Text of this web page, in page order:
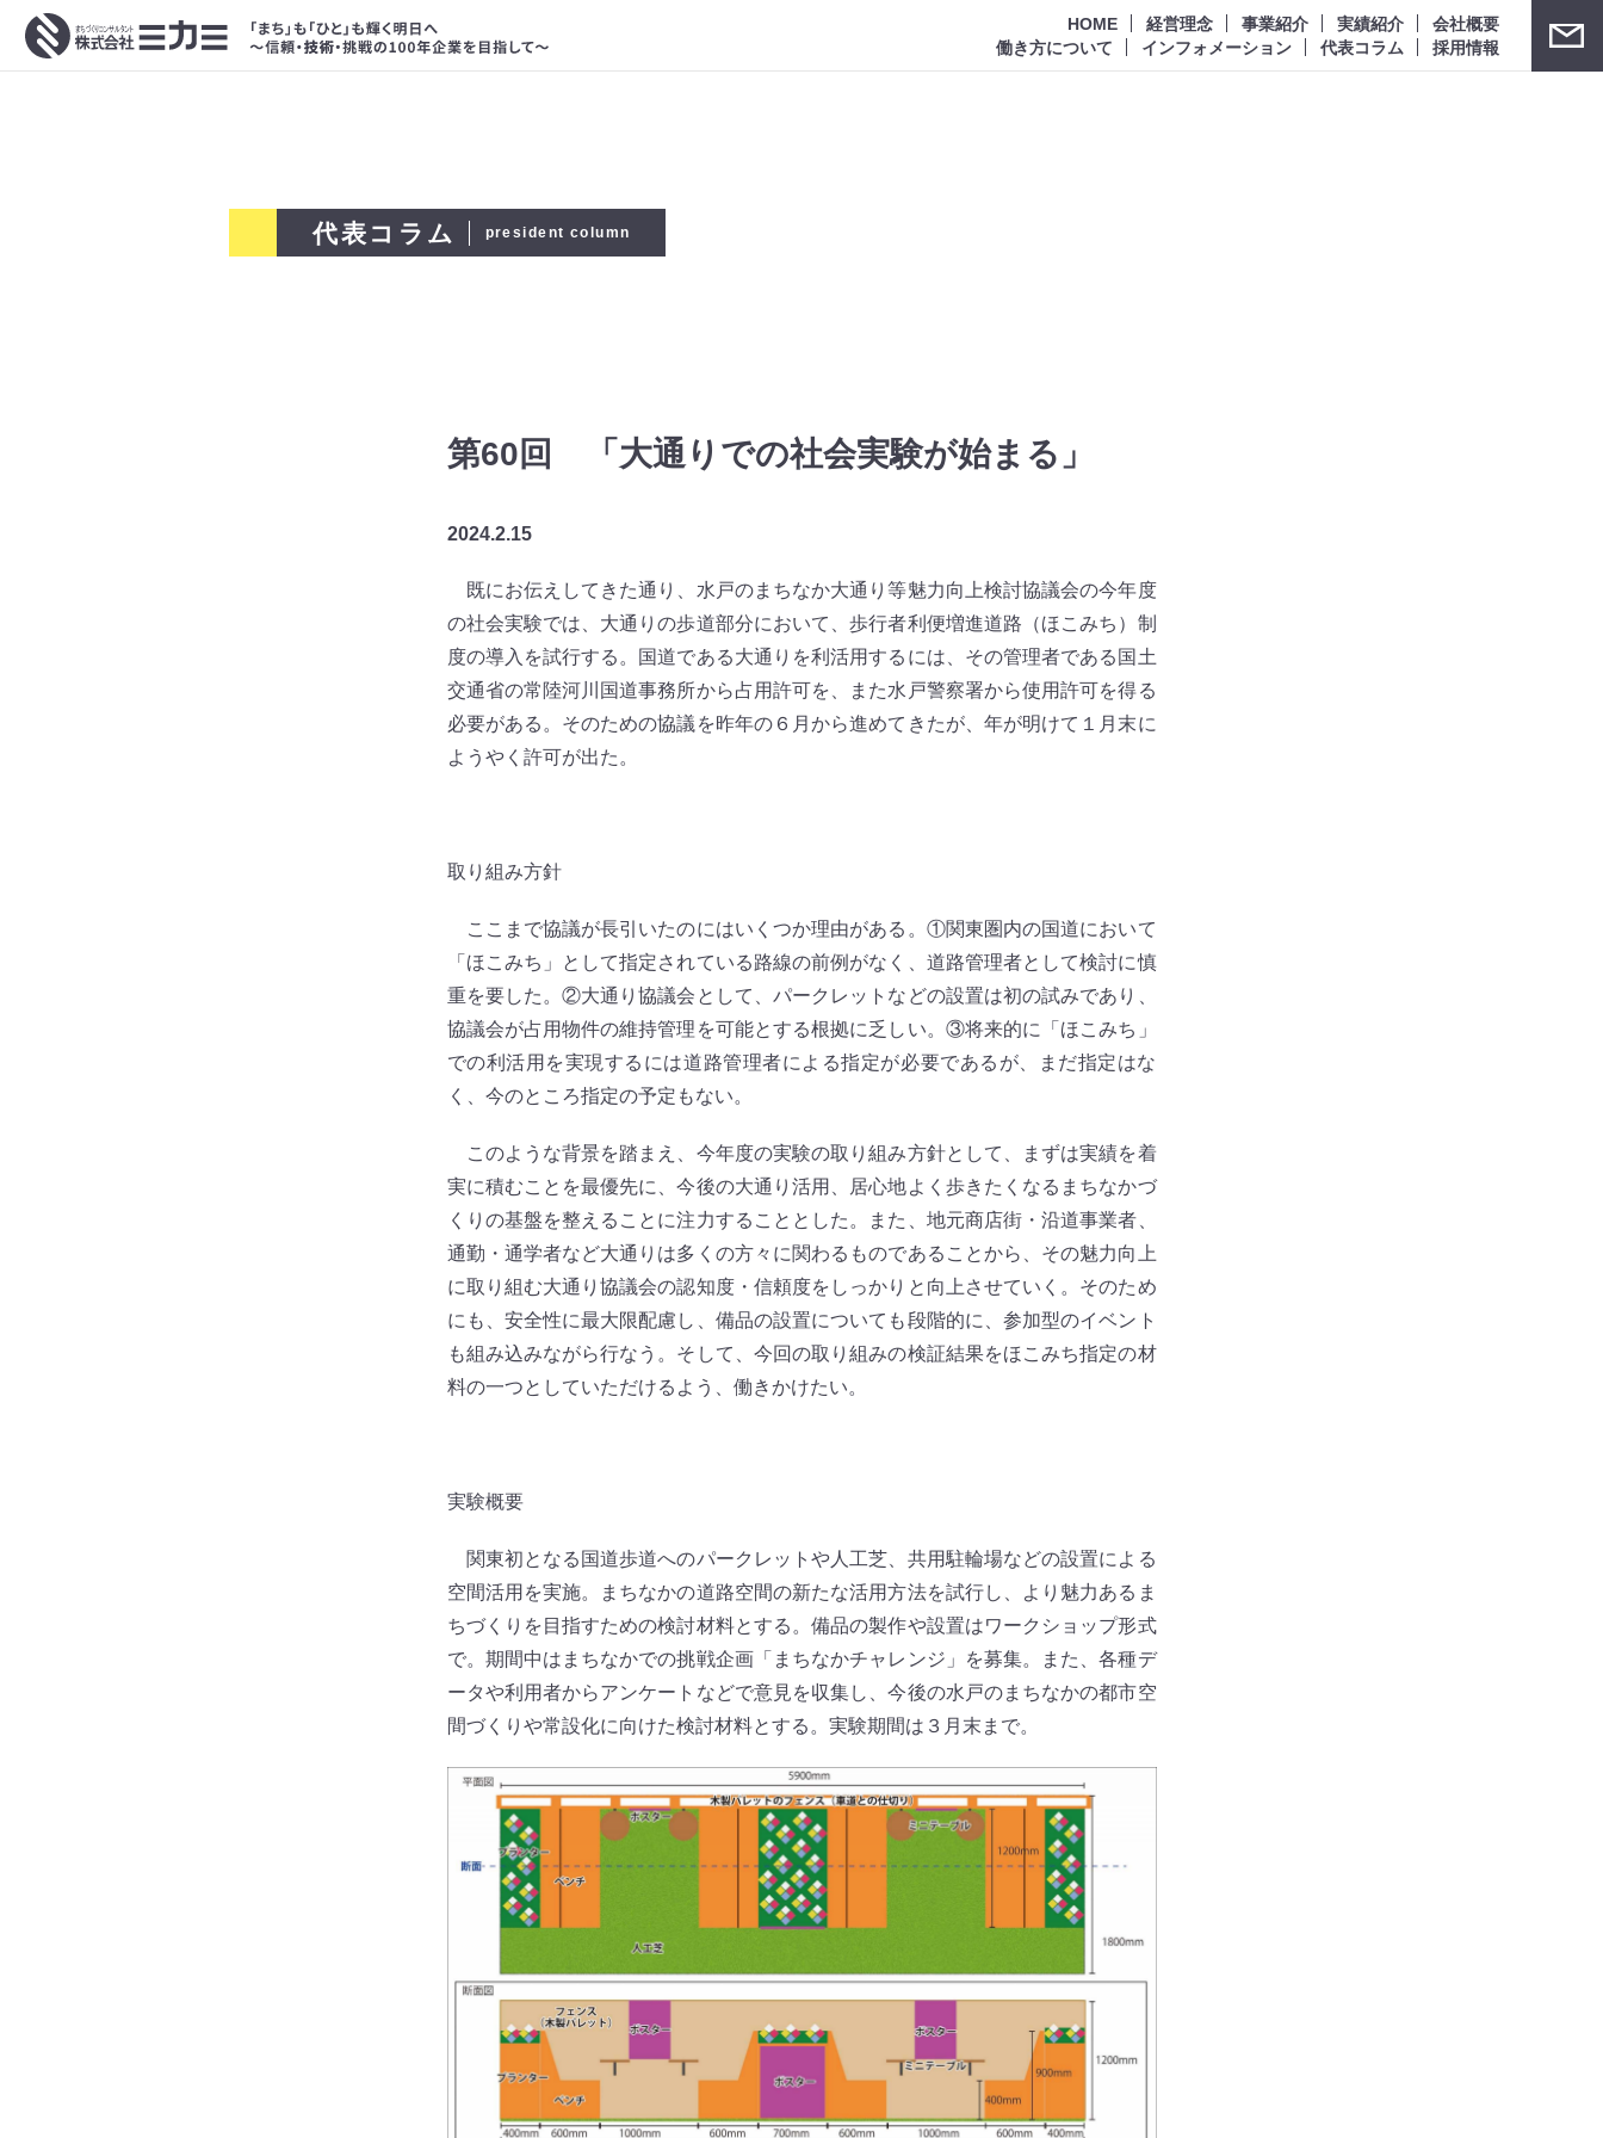
HOME 経営理念 事業紹介 実績紹介
会社概要
働き方について
インフォメーション 代表コラム 採用情報
代表コラム president column
第60回 「大通りでの社会実験が始まる」
2024.2.15
既にお伝えしてきた通り、水戸のまちなか大通り等魅力向上検討協議会の今年度
の社会実験では、大通りの歩道部分において、歩行者利便増進道路（ほこみち）制
度の導入を試行する。国道である大通りを利活用するには、その管理者である国土
交通省の常陸河川国道事務所から占用許可を、また水戸警察署から使用許可を得る
必要がある。そのための協議を昨年の６月から進めてきたが、年が明けて１月末に
ようやく許可が出た。
取り組み方針
ここまで協議が長引いたのにはいくつか理由がある。①関東圏内の国道において
「ほこみち」として指定されている路線の前例がなく、道路管理者として検討に慎
重を要した。②大通り協議会として、パークレットなどの設置は初の試みであり、
協議会が占用物件の維持管理を可能とする根拠に乏しい。③将来的に「ほこみち」
での利活用を実現するには道路管理者による指定が必要であるが、まだ指定はな
く、今のところ指定の予定もない。
このような背景を踏まえ、今年度の実験の取り組み方針として、まずは実績を着
実に積むことを最優先に、今後の大通り活用、居心地よく歩きたくなるまちなかづ
くりの基盤を整えることに注力することとした。また、地元商店街・沿道事業者、
通勤・通学者など大通りは多くの方々に関わるものであることから、その魅力向上
に取り組む大通り協議会の認知度・信頼度をしっかりと向上させていく。そのため
にも、安全性に最大限配慮し、備品の設置についても段階的に、参加型のイベント
も組み込みながら行なう。そして、今回の取り組みの検証結果をほこみち指定の材
料の一つとしていただけるよう、働きかけたい。
実験概要
関東初となる国道歩道へのパークレットや人工芝、共用駐輪場などの設置による
空間活用を実施。まちなかの道路空間の新たな活用方法を試行し、より魅力あるま
ちづくりを目指すための検討材料とする。備品の製作や設置はワークショップ形式
で。期間中はまちなかでの挑戦企画「まちなかチャレンジ」を募集。また、各種デ
ータや利用者からアンケートなどで意見を収集し、今後の水戸のまちなかの都市空
間づくりや常設化に向けた検討材料とする。実験期間は３月末まで。